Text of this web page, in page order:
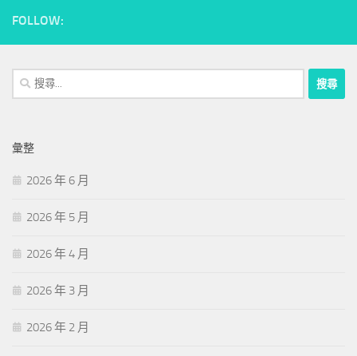
FOLLOW:
搜
尋
字:
彙整
2026 年 6 月
2026 年 5 月
2026 年 4 月
2026 年 3 月
2026 年 2 月